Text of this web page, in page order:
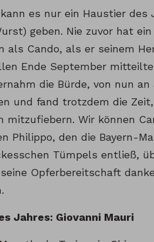
es nur ein Haustier des
geben. Nie zuvor hat
als Cando, als er seinem
Ende September
die Bürde, von nun
und fand trotzdem die
mitzufiebern. Wir können
Philippo, den die Bayern-
Tümpels entließ,
Opferbereitschaft
Jahres: Giovanni Mauri